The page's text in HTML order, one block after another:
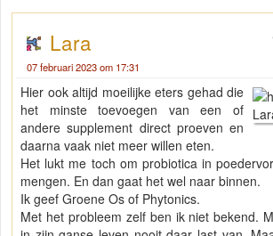
Lara
07 februari 2023 om 17:31
Hier ook altijd moeilijke eters gehad die
het minste toevoegen van een of
andere supplement direct proeven en
daarna vaak niet meer willen eten.
Het lukt me toch om probiotica in
mengen. En dan gaat het wel naar binnen.
Ik geef Groene Os of Phytonics.
Met het probleem zelf ben ik niet bekend.